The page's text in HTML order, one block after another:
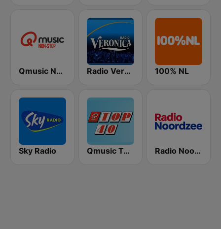
Qmusic Nonstop Radio Veronica 100% NL
Sky Radio Qmusic Top 40 Radio Noordzee